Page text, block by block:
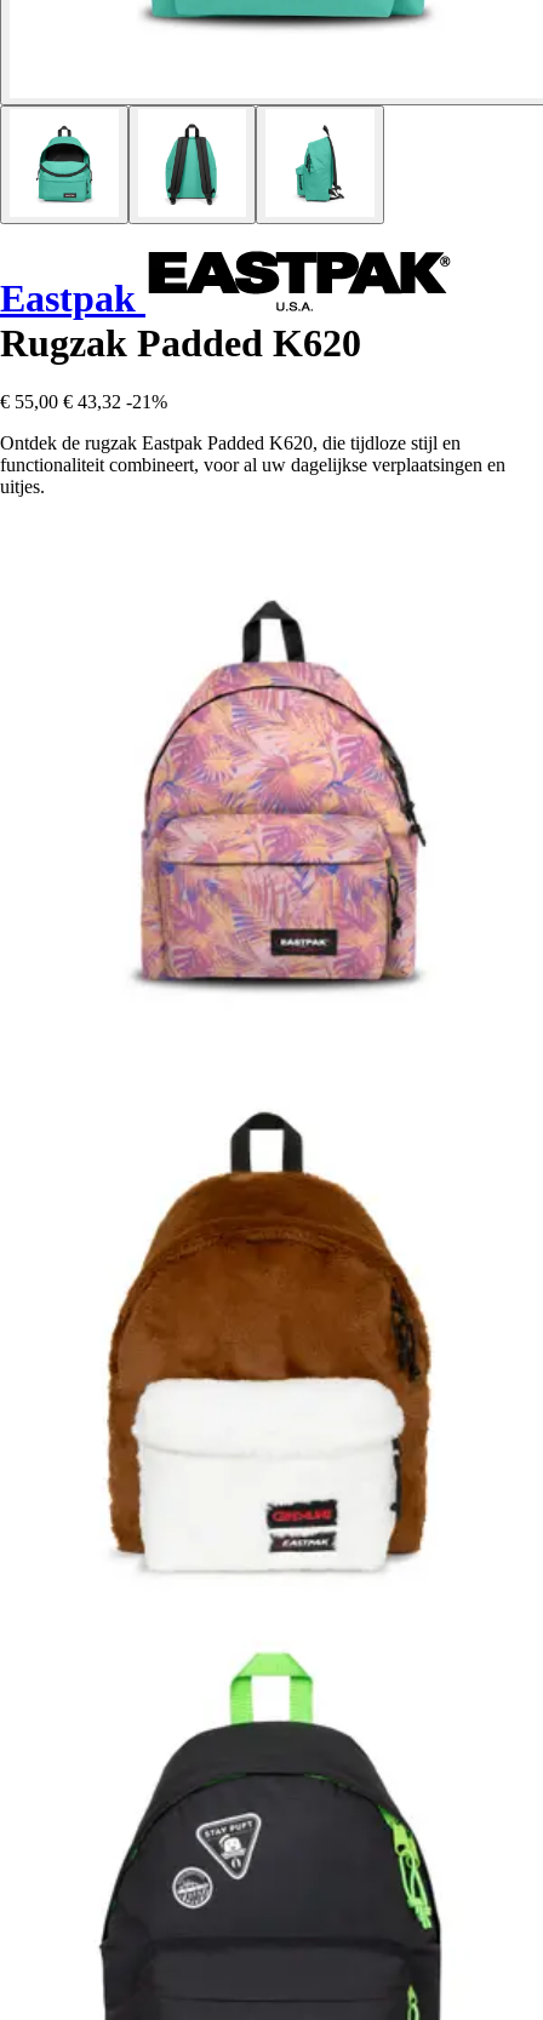
Eastpak
Rugzak Padded K620
€ 55,00 € 43,32 -21%
Ontdek de rugzak Eastpak Padded K620, die tijdloze stijl en
functionaliteit combineert, voor al uw dagelijkse verplaatsingen en
uitjes.